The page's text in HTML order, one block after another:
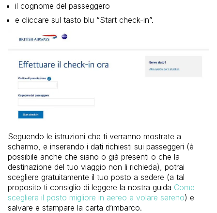
il cognome del passeggero
e cliccare sul tasto blu “Start check-in”.
Seguendo le istruzioni che ti verranno mostrate a
schermo, e inserendo i dati richiesti sui passeggeri (è
possibile anche che siano o già presenti o che la
destinazione del tuo viaggio non li richieda), potrai
scegliere gratuitamente il tuo posto a sedere (a tal
proposito ti consiglio di leggere la nostra guida Come
scegliere il posto migliore in aereo e volare sereno) e
salvare e stampare la carta d’imbarco.